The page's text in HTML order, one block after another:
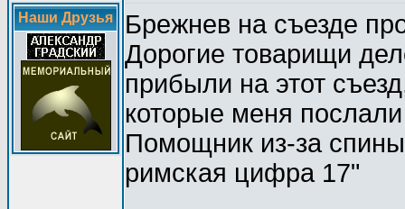
Наши Друзья
Брежнев на съезде
Дорогие товарищи
прибыли на этот
которые меня
Помощник из-за
римская цифра 17"